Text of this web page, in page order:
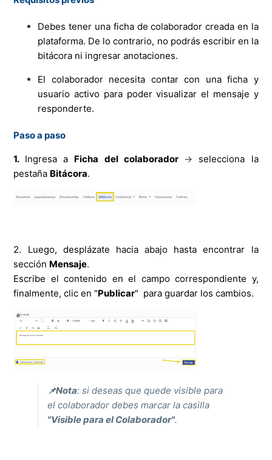
Debes tener una ficha de colaborador creada en la
plataforma. De lo contrario, no podrás escribir en la
bitácora ni ingresar anotaciones.
El colaborador necesita contar con una ficha y
usuario activo para poder visualizar el mensaje y
responderte.
Paso a paso
1. Ingresa a Ficha del colaborador → selecciona la
pestaña Bitácora.
2. Luego, desplázate hacia abajo hasta encontrar la
sección Mensaje.
Escribe el contenido en el campo correspondiente y,
finalmente, clic en "Publicar" para guardar los cambios.
📌Nota: si deseas que quede visible para
el colaborador debes marcar la casilla
"Visible para el Colaborador".